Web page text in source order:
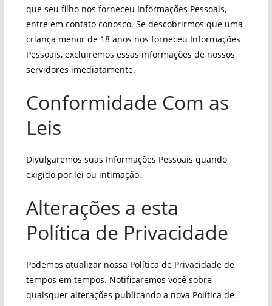
que seu filho nos forneceu Informações Pessoais,
entre em contato conosco. Se descobrirmos que uma
criança menor de 18 anos nos forneceu Informações
Pessoais, excluiremos essas informações de nossos
servidores imediatamente.
Conformidade Com as
Leis
Divulgaremos suas Informações Pessoais quando
exigido por lei ou intimação.
Alterações a esta
Política de Privacidade
Podemos atualizar nossa Política de Privacidade de
tempos em tempos. Notificaremos você sobre
quaisquer alterações publicando a nova Política de